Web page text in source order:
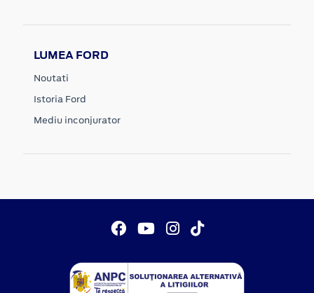
LUMEA FORD
Noutati
Istoria Ford
Mediu inconjurator